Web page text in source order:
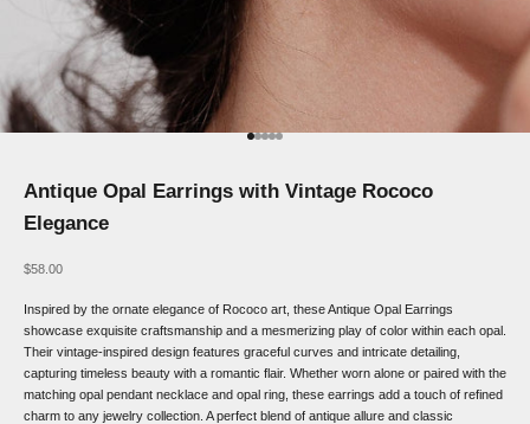
Go to item 1
Go to item 2
Go to item 3
Go to item 4
Go to item 5
Antique Opal Earrings with Vintage Rococo
Elegance
Sale price
$58.00
Inspired by the ornate elegance of Rococo art, these Antique Opal Earrings
showcase exquisite craftsmanship and a mesmerizing play of color within each opal.
Their vintage-inspired design features graceful curves and intricate detailing,
capturing timeless beauty with a romantic flair. Whether worn alone or paired with the
matching opal pendant necklace and opal ring, these earrings add a touch of refined
charm to any jewelry collection. A perfect blend of antique allure and classic